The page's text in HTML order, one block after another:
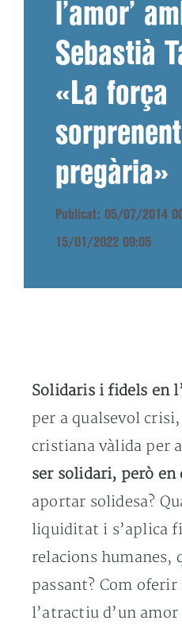
l’amor’
Sebastià
«La força
pregària»
Publicat: 05/07/2014
15/01/2022 09:05
Solidaris i fidels en
per a qualsevol
cristiana vàlida per
ser solidari, però en
aportar solidesa?
liquiditat i s’aplica
relacions humanes,
passant? Com
l’atractiu d’un